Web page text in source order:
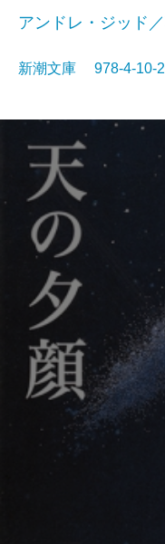
アンドレ・ジッド
新潮文庫 978-4-